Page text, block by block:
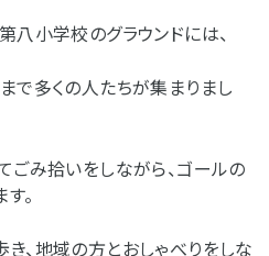
八小学校のグラウンドには、
で多くの人たちが集まりまし
ごみ拾いをしながら、ゴールの
。
、地域の方とおしゃべりをしな